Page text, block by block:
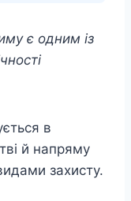
є одним із
в
й напряму
захисту.